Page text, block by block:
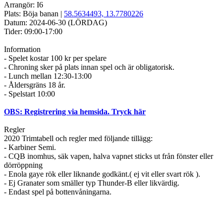
Arrangör: I6
Plats: Böja banan | 58.5634493, 13.7780226
Datum: 2024-06-30 (LÖRDAG)
Tider: 09:00-17:00
Information
- Spelet kostar 100 kr per spelare
- Chroning sker på plats innan spel och är obligatorisk.
- Lunch mellan 12:30-13:00
- Åldersgräns 18 år.
- Spelstart 10:00
OBS: Registrering via hemsida. Tryck här
Regler
2020 Trimtabell och regler med följande tillägg:
- Karbiner Semi.
- CQB inomhus, säk vapen, halva vapnet sticks ut från fönster eller
dörröppning
- Enola gaye rök eller liknande godkänt.( ej vit eller svart rök ).
- Ej Granater som smäller typ Thunder-B eller likvärdig.
- Endast spel på bottenvåningarna.